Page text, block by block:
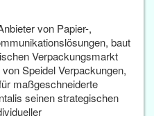
von Papier-,
baut
Verpackungsmarkt
Speidel Verpackungen,
maßgeschneiderte
seinen strategischen